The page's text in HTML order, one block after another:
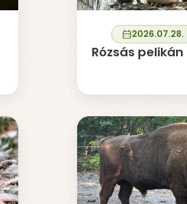
2026.07.28.
Rózsás